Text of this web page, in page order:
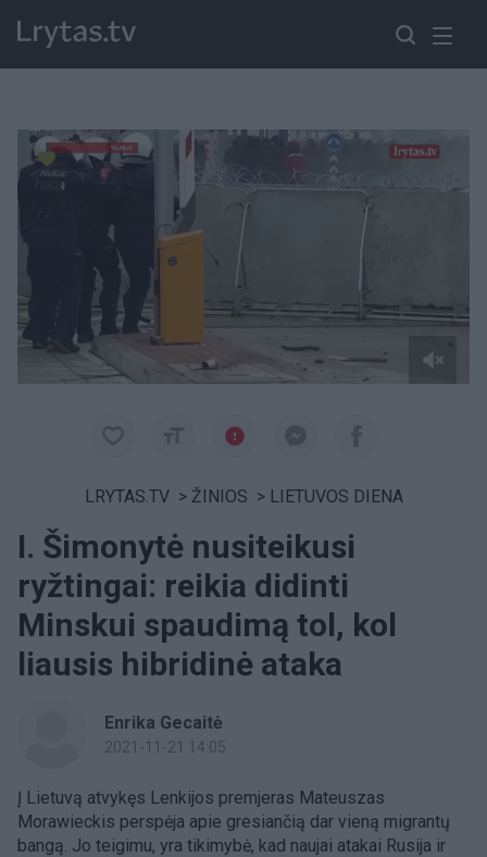
Paremkite Ukrainą
LRYTAS.TV > ŽINIOS > LIETUVOS DIENA
I. Šimonytė nusiteikusi
ryžtingai: reikia didinti
Minskui spaudimą tol, kol
liausis hibridinė ataka
Enrika Gecaitė
2021-11-21 14:05
Į Lietuvą atvykęs Lenkijos premjeras Mateuszas
Morawieckis perspėja apie gresiančią dar vieną migrantų
bangą. Jo teigimu, yra tikimybė, kad naujai atakai Rusija ir